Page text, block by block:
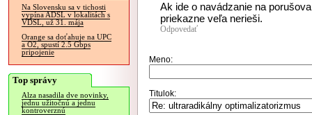
Na Slovensku sa v tichosti
vypína ADSL v lokalitách s
VDSL, už 31. mája
Orange sa doťahuje na UPC
a O2, spustí 2.5 Gbps
pripojenie
Top správy
Alza nasadila dve novinky,
jednu užitočnú a jednu
kontroverznú
Ak ide o navádzanie na
priekazne veľa nerieši.
Odpovedať
Meno:
Titulok: